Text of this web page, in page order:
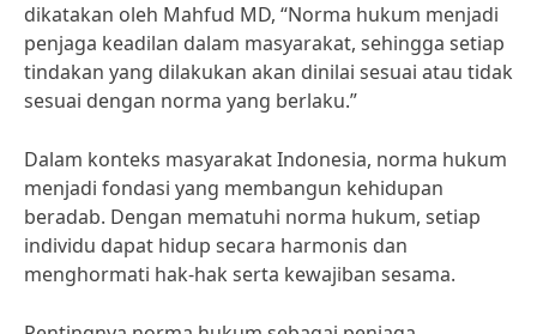
dikatakan oleh Mahfud MD, “Norma hukum menjadi
penjaga keadilan dalam masyarakat, sehingga setiap
tindakan yang dilakukan akan dinilai sesuai atau tidak
sesuai dengan norma yang berlaku.”
Dalam konteks masyarakat Indonesia, norma hukum
menjadi fondasi yang membangun kehidupan
beradab. Dengan mematuhi norma hukum, setiap
individu dapat hidup secara harmonis dan
menghormati hak-hak serta kewajiban sesama.